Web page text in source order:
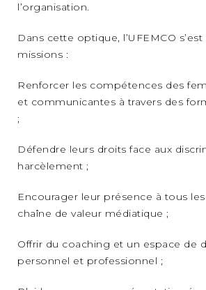
l’organisation.
Dans cette optique, l’UFEMCO
missions :
Renforcer les compétences des
et communicantes à travers des
;
Défendre leurs droits face aux
harcèlement ;
Encourager leur présence à tous
chaîne de valeur médiatique ;
Offrir du coaching et un espace de
personnel et professionnel ;